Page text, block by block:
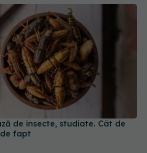
de insecte, studiate. Cât de
fapt